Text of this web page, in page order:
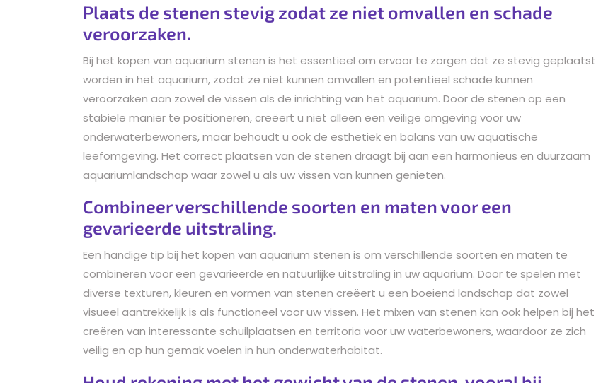
Plaats de stenen stevig zodat ze niet omvallen en schade
veroorzaken.
Bij het kopen van aquarium stenen is het essentieel om ervoor te zorgen dat ze stevig geplaatst
worden in het aquarium, zodat ze niet kunnen omvallen en potentieel schade kunnen
veroorzaken aan zowel de vissen als de inrichting van het aquarium. Door de stenen op een
stabiele manier te positioneren, creëert u niet alleen een veilige omgeving voor uw
onderwaterbewoners, maar behoudt u ook de esthetiek en balans van uw aquatische
leefomgeving. Het correct plaatsen van de stenen draagt bij aan een harmonieus en duurzaam
aquariumlandschap waar zowel u als uw vissen van kunnen genieten.
Combineer verschillende soorten en maten voor een
gevarieerde uitstraling.
Een handige tip bij het kopen van aquarium stenen is om verschillende soorten en maten te
combineren voor een gevarieerde en natuurlijke uitstraling in uw aquarium. Door te spelen met
diverse texturen, kleuren en vormen van stenen creëert u een boeiend landschap dat zowel
visueel aantrekkelijk is als functioneel voor uw vissen. Het mixen van stenen kan ook helpen bij het
creëren van interessante schuilplaatsen en territoria voor uw waterbewoners, waardoor ze zich
veilig en op hun gemak voelen in hun onderwaterhabitat.